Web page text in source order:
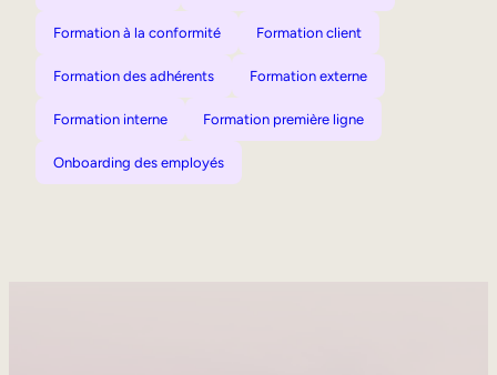
Formation à la conformité Formation client
Formation des adhérents Formation externe
Formation interne Formation première ligne
Onboarding des employés